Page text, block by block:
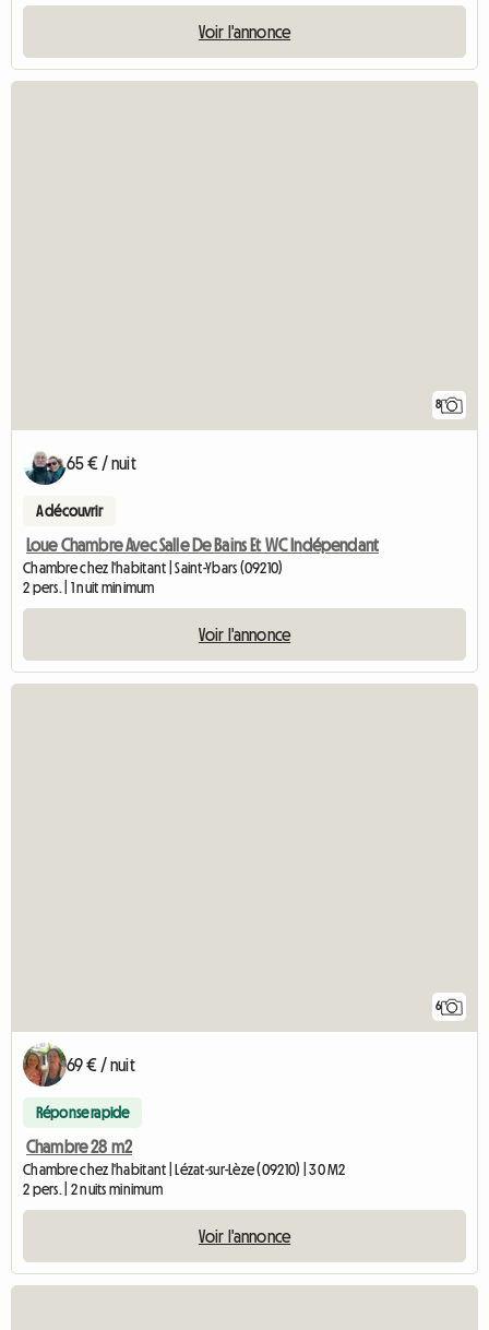
Voir l'annonce
8
65 € / nuit
A découvrir
Loue Chambre Avec Salle De Bains Et WC Indépendant
Chambre chez l'habitant | Saint-Ybars (09210)
2 pers. | 1 nuit minimum
Voir l'annonce
6
69 € / nuit
Réponse rapide
Chambre 28 m2
Chambre chez l'habitant | Lézat-sur-Lèze (09210) | 30 M2
2 pers. | 2 nuits minimum
Voir l'annonce